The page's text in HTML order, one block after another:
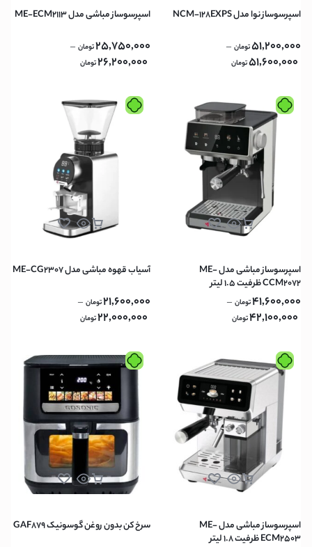
اسپرسوساز نوا مدل NCM-128EXPS
51,200,000تومان –
51,600,000تومان
اسپرسوساز مباشی مدل ME-ECM2113
25,750,000تومان –
26,200,000تومان
اسپرسوساز مباشی مدل ME-
CCM2072 ظرفیت ۱.۵ لیتر
41,600,000تومان –
42,100,000تومان
آسیاب قهوه مباشی مدل ME-CG2307
21,600,000تومان –
22,000,000تومان
اسپرسوساز مباشی مدل ME-
ECM2503 ظرفیت ۱.۸ لیتر
سرخ کن بدون روغن گوسونیک GAF879